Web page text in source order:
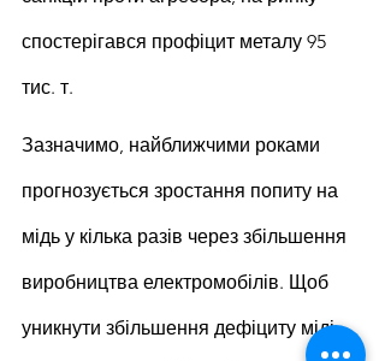
спостерігався профіцит металу 95
тис. т.
Зазначимо, найближчими роками
прогнозується зростання попиту на
мідь у кілька разів через збільшення
виробництва електромобілів. Щоб
уникнути збільшення дефіциту міді,